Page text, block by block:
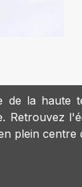
de la haute
Retrouvez
plein centre